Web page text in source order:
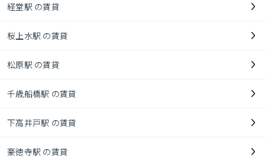
経堂駅 の賃貸
桜上水駅 の賃貸
松原駅 の賃貸
千歳船橋駅 の賃貸
下高井戸駅 の賃貸
豪徳寺駅 の賃貸